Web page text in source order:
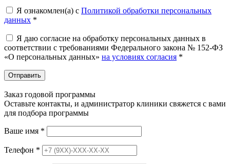
Я ознакомлен(а) с Политикой обработки персональных
данных *
Я даю согласие на обработку персональных данных в
соответствии с требованиями Федерального закона № 152-ФЗ
«О персональных данных» на условиях согласия *
Отправить
Заказ годовой программы
Оставьте контакты, и администратор клиники свяжется с вами
для подбора программы
Ваше имя *
Телефон *